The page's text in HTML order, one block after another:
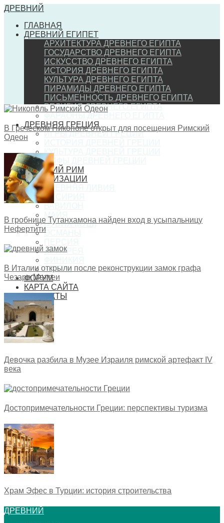
ДРЕВНИЙ
ГЛАВНАЯ
ДРЕВНИЙ ЕГИПЕТ
АРХИТЕКТУРА ДРЕВНЕГО ЕГИПТА
ГОСУДАРСТВО ДРЕВНЕГО ЕГИПТА
ИСКУССТВО ДРЕВНЕГО ЕГИПТА
ИСТОРИЯ ДРЕВНЕГО ЕГИПТА
КУЛЬТУРА ДРЕВНЕГО ЕГИПТА
ПИРАМИДЫ ДРЕВНЕГО ЕГИПТА
ПИСЬМЕННОСТЬ ДРЕВНЕГО ЕГИПТА
РЕЛИГИЯ ДРЕВНЕГО ЕГИПТА
ФАРАОНЫ ДРЕВНЕГО ЕГИПТА
ДРЕВНЯЯ ГРЕЦИЯ
ИГРЫ ДРЕВНЕЙ ГРЕЦИИ
КУЛЬТУРА ДРЕВНЕЙ ГРЕЦИИ
МИФЫ ДРЕВНЕЙ ГРЕЦИИ
ДРЕВНИЙ РИМ
ЦИВИЛИЗАЦИИ
ДРЕВНЯЯ ЛИВИЯ
АССИРИЯ
ВАВИЛОН
МАЙЯ
НУБИЯ (КУШ)
ОСМАНЫ
ЭРИТРЕЯ
ХЕТТЫ
ФОРУМ
КАРТА САЙТА
КОНТАКТЫ
В Греческом Никополе открыт для посещения Римский
Одеон
В гробнице Тутанхамона найден вход в усыпальницу
Нефертити
В Италии открыли после реконструкции замок графа
Чезаре Маттеи
Девочка разбила в Музее Израиля римской артефакт IV
века
Достопримечательности Греции: перспективы туризма
Храм Эфес в Турции: история строительства
ДРЕВНИЙ